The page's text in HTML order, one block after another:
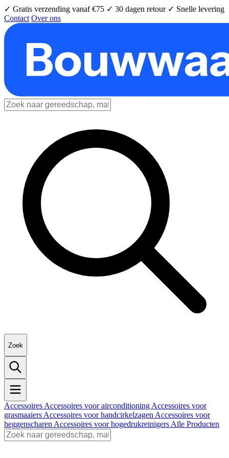
✓ Gratis verzending vanaf €75 ✓ 30 dagen retour ✓ Snelle levering
Contact Over ons
Zoek
Accessoires Accessoires voor airconditioning Accessoires voor
grasmaaiers Accessoires voor handcirkelzagen Accessoires voor
heggenscharen Accessoires voor hogedrukreinigers Alle Producten